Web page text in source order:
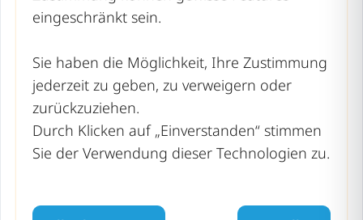
Rheinland-Pfalz
Sachsen
Sachsen-Anhalt
Schleswig-Holstein
eingeschränkt sein.
Sie haben die Möglichkeit, Ihre Zustimmung
jederzeit zu geben, zu verweigern oder
zurückzuziehen.
Durch Klicken auf „Einverstanden“ stimmen
Sie der Verwendung dieser Technologien zu.